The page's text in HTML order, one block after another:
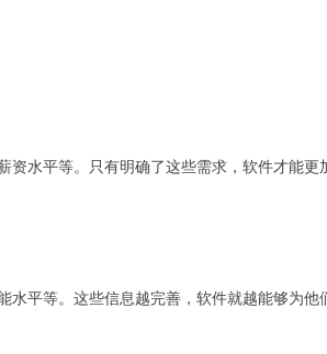
水平等。只有明确了这些需求，软件才能更
平等。这些信息越完善，软件就越能够为他